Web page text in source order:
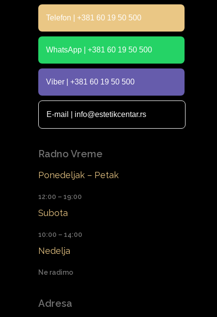
Telefon | +381 60 19 50 500
WhatsApp | +381 60 19 50 500
Viber | +381 60 19 50 500
E-mail | info@estetikcentar.rs
Radno Vreme
Ponedeljak – Petak
12:00 – 19:00
Subota
10:00 – 14:00
Nedelja
Ne radimo
Adresa